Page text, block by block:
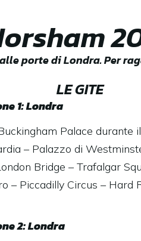
porte di Londra. Per
LE GITE
1: Londra
Palace durante
– Palazzo di
Bridge – Trafalgar
– Piccadilly Circus – Hard
2: Londra